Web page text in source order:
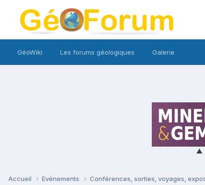
GéoWiki Les forums géologiques Galerie
▲
Accueil Evénements Conférences, sorties, voyages,